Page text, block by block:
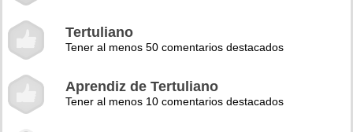
Tertuliano
Tener al menos 50 comentarios destacados
Aprendiz de Tertuliano
Tener al menos 10 comentarios destacados